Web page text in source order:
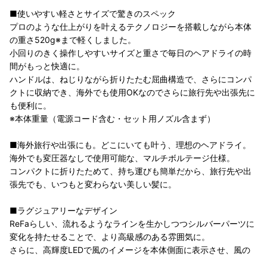
■使いやすい軽さとサイズで驚きのスペック
プロのような仕上がりを叶えるテクノロジーを搭載しながら本体
の重さ520g※まで軽くしました。
小回りのきく操作しやすいサイズと重さで毎日のヘアドライの時
間がもっと快適に。
ハンドルは、ねじりながら折りたたむ屈曲構造で、さらにコンパ
クトに収納でき、海外でも使用OKなのでさらに旅行先や出張先に
も便利に。
※本体重量（電源コード含む・セット用ノズル含まず）
■海外旅行や出張にも。どこにいても叶う、理想のヘアドライ。
海外でも変圧器なしで使用可能な、マルチボルテージ仕様。
コンパクトに折りたためて、持ち運びも簡単だから、旅行先や出
張先でも、いつもと変わらない美しい髪に。
■ラグジュアリーなデザイン
ReFaらしい、流れるようなラインを生かしつつシルバーパーツに
変化を持たせることで、より高級感のある雰囲気に。
さらに、高輝度LEDで風のイメージを本体側面に表示させ、風の